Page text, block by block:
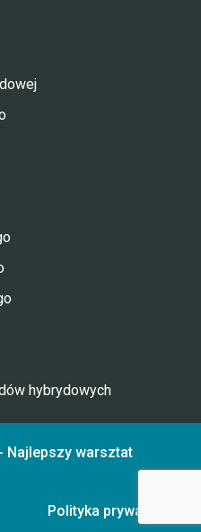
hybrydowych
Najlepszy warsztat
Polityka prywatności